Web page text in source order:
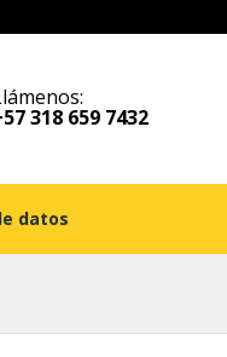
318 659 7432
datos